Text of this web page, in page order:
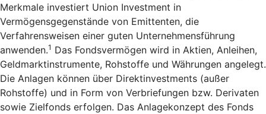
Merkmale investiert Union Investment in
Vermögensgegenstände von Emittenten, die
Verfahrensweisen einer guten Unternehmensführung
anwenden.1 Das Fondsvermögen wird in Aktien, Anleihen,
Geldmarktinstrumente, Rohstoffe und Währungen angelegt.
Die Anlagen können über Direktinvestments (außer
Rohstoffe) und in Form von Verbriefungen bzw. Derivaten
sowie Zielfonds erfolgen. Das Anlagekonzept des Fonds